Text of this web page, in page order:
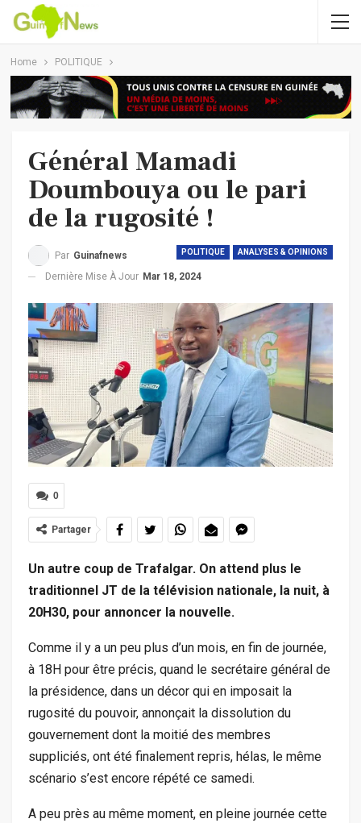
Home POLITIQUE
Général Mamadi
Doumbouya ou le pari
de la rugosité !
POLITIQUE ANALYSES & OPINIONS
Par Guinafnews
Dernière Mise À Jour Mar 18, 2024
0
Partager
Un autre coup de Trafalgar. On attend plus le
traditionnel JT de la télévision nationale, la nuit, à
20H30, pour annoncer la nouvelle.
Comme il y a un peu plus d’un mois, en fin de journée,
à 18H pour être précis, quand le secrétaire général de
la présidence, dans un décor qui en imposait la
rugosité du pouvoir, annonçait la dissolution du
gouvernement dont la moitié des membres
suppliciés, ont été finalement repris, hélas, le même
scénario s’est encore répété ce samedi.
A peu près au même moment, en pleine journée cette